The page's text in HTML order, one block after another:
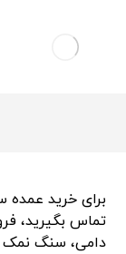
تماس بگیرید،
دامی، سنگ نمک